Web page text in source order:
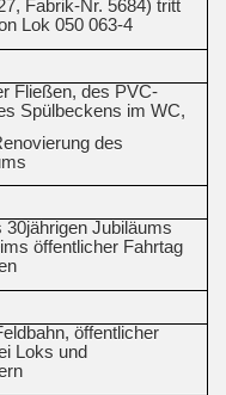
Fabrik-Nr. 5684) tritt
Lok 050 063-4
Fließen, des PVC-
Spülbeckens im WC,
des
30jährigen Jubiläums
öffentlicher Fahrtag
öffentlicher
Loks und